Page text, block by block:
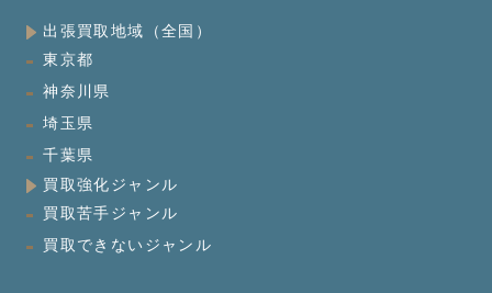
出張買取地域（全国）
東京都
神奈川県
埼玉県
千葉県
買取強化ジャンル
買取苦手ジャンル
買取できないジャンル